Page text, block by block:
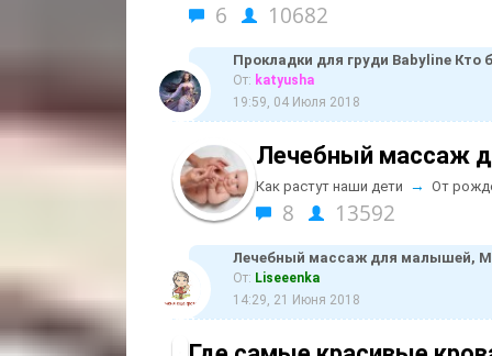
6 10682
Прокладки для груди Babyline Кто
От: katyusha
19:59, 04 Июля 2018
Лечебный массаж
Как растут наши дети → От
8 13592
Лечебный массаж для малышей,
От: Liseeenka
14:29, 21 Июня 2018